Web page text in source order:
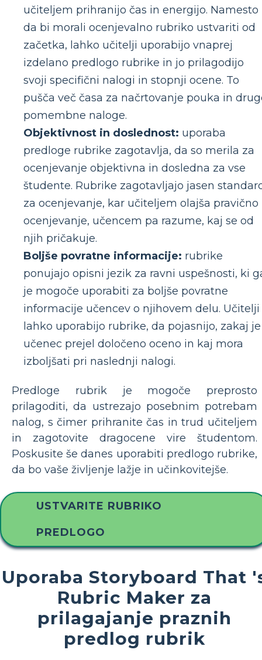
učiteljem prihranijo čas in energijo. Namesto
da bi morali ocenjevalno rubriko ustvariti od
začetka, lahko učitelji uporabijo vnaprej
izdelano predlogo rubrike in jo prilagodijo
svoji specifični nalogi in stopnji ocene. To
pušča več časa za načrtovanje pouka in
pomembne naloge.
Objektivnost in doslednost: uporaba
predloge rubrike zagotavlja, da so merila za
ocenjevanje objektivna in dosledna za vse
študente. Rubrike zagotavljajo jasen
za ocenjevanje, kar učiteljem olajša pravično
ocenjevanje, učencem pa razume, kaj se od
njih pričakuje.
Boljše povratne informacije: rubrike
ponujajo opisni jezik za ravni uspešnosti, ki
je mogoče uporabiti za boljše povratne
informacije učencev o njihovem delu. Učitelji
lahko uporabijo rubrike, da pojasnijo, zakaj je
učenec prejel določeno oceno in kaj mora
izboljšati pri naslednji nalogi.
Predloge rubrik je mogoče preprosto
prilagoditi, da ustrezajo posebnim potrebam
nalog, s čimer prihranite čas in trud učiteljem
in zagotovite dragocene vire študentom.
Poskusite še danes uporabiti predlogo rubrike,
da bo vaše življenje lažje in učinkovitejše.
USTVARITE RUBRIKO
PREDLOGO
Uporaba Storyboard That
Rubric Maker za
prilagajanje praznih
predlog rubrik